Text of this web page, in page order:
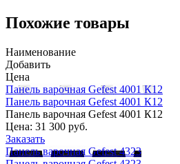
Похожие товары
Наименование
Добавить
Цена
Панель варочная Gefest 4001 К12
Панель варочная Gefest 4001 К12
Панель варочная Gefest 4001 К12
Цена: 31 300 руб.
Заказать
Панель варочная Gefest 4323